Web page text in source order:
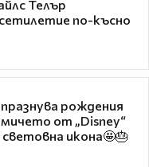
Телър
по-късно
рождения
от „Disney“
световна икона🤩🎂